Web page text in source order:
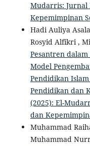
Mudarris: Jurnal
Kepemimpinan
Hadi Auliya
Rosyid Alfikri ,
Pesantren
Model
Pendidikan Islam
Pendidikan dan
(2025): El-
dan
Muhammad
Muhammad